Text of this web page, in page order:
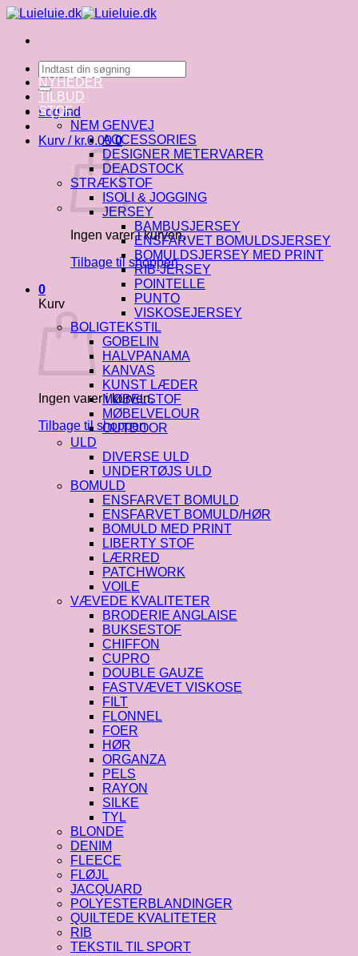
Fortsæt
indhold
Søg
efter:
Log ind
Kurv / kr.0.00 0
Ingen varer i kurven.
Tilbage til shoppen
0
Kurv
Ingen varer i kurven.
Tilbage til shoppen
NYHEDER
TILBUD
STOF
NEM GENVEJ
ACCESSORIES
DESIGNER METERVARER
DEADSTOCK
STRÆKSTOF
ISOLI & JOGGING
JERSEY
BAMBUSJERSEY
ENSFARVET BOMULDSJERSEY
BOMULDSJERSEY MED PRINT
RIB-JERSEY
POINTELLE
PUNTO
VISKOSEJERSEY
BOLIGTEKSTIL
GOBELIN
HALVPANAMA
KANVAS
KUNST LÆDER
MØBELSTOF
MØBELVELOUR
OUTDOOR
ULD
DIVERSE ULD
UNDERTØJS ULD
BOMULD
ENSFARVET BOMULD
ENSFARVET BOMULD/HØR
BOMULD MED PRINT
LIBERTY STOF
LÆRRED
PATCHWORK
VOILE
VÆVEDE KVALITETER
BRODERIE ANGLAISE
BUKSESTOF
CHIFFON
CUPRO
DOUBLE GAUZE
FASTVÆVET VISKOSE
FILT
FLONNEL
FOER
HØR
ORGANZA
PELS
RAYON
SILKE
TYL
BLONDE
DENIM
FLEECE
FLØJL
JACQUARD
POLYESTERBLANDINGER
QUILTEDE KVALITETER
RIB
TEKSTIL TIL SPORT